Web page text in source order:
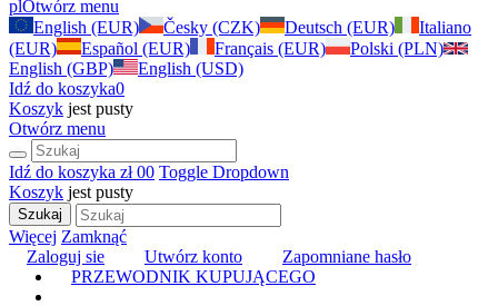
plOtwórz menu
English (EUR)
Česky (CZK) Deutsch (EUR)
Italiano
(EUR)
Español (EUR) Français (EUR)
Polski (PLN)
English (GBP)
English (USD)
Idź do koszyka0
Koszyk jest pusty
Otwórz menu
Idź do koszyka zł 00 Toggle Dropdown
Koszyk jest pusty
Szukaj
Więcej Zamknąć
Zaloguj sie
Utwórz konto
Zapomniane hasło
PRZEWODNIK KUPUJĄCEGO